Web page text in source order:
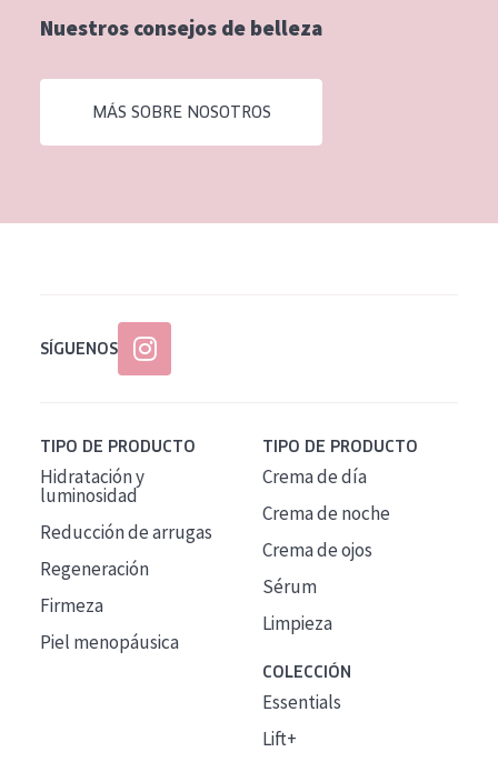
Nuestros consejos de belleza
MÁS SOBRE NOSOTROS
SÍGUENOS
TIPO DE PRODUCTO
Hidratación y
luminosidad
Reducción de arrugas
Regeneración
Firmeza
Piel menopáusica
TIPO DE PRODUCTO
Crema de día
Crema de noche
Crema de ojos
Sérum
Limpieza
COLECCIÓN
Essentials
Lift+